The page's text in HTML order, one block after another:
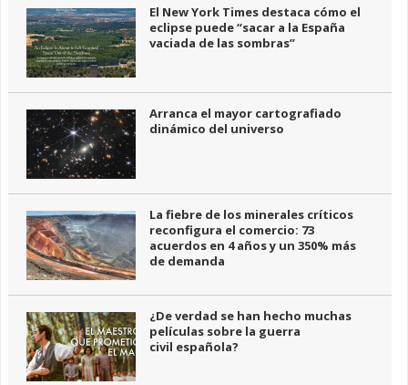
El New York Times destaca cómo el
eclipse puede “sacar a la España
vaciada de las sombras”
Arranca el mayor cartografiado
dinámico del universo
La fiebre de los minerales críticos
reconfigura el comercio: 73
acuerdos en 4 años y un 350% más
de demanda
¿De verdad se han hecho muchas
películas sobre la guerra
civil española?